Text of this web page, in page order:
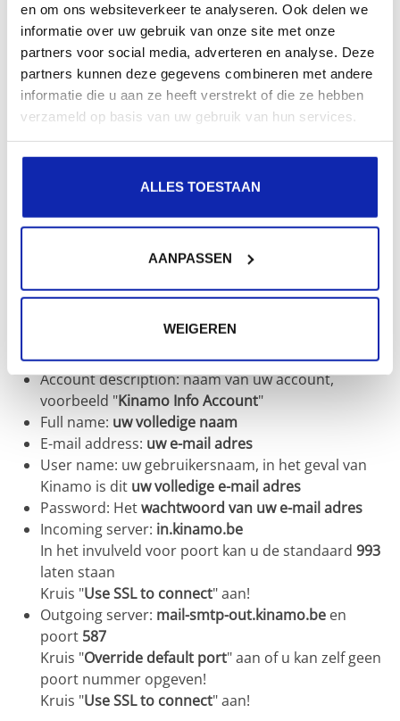
en om ons websiteverkeer te analyseren. Ook delen we
informatie over uw gebruik van onze site met onze
partners voor social media, adverteren en analyse. Deze
partners kunnen deze gegevens combineren met andere
informatie die u aan ze heeft verstrekt of die ze hebben
verzameld op basis van uw gebruik van hun services.
ALLES TOESTAAN
AANPASSEN
WEIGEREN
Geef volgende zaken in:
Account description: naam van uw account,
voorbeeld "Kinamo Info Account"
Full name: uw volledige naam
E-mail address: uw e-mail adres
User name: uw gebruikersnaam, in het geval van
Kinamo is dit uw volledige e-mail adres
Password: Hetwachtwoord van uw e-mail adres
Incoming server: in.kinamo.be
In het invulveld voor poort kan u de standaard 993
laten staan
Kruis "Use SSL to connect" aan!
Outgoing server: mail-smtp-out.kinamo.be en
poort 587
Kruis "Override default port" aan of u kan zelf geen
poort nummer opgeven!
Kruis "Use SSL to connect" aan!